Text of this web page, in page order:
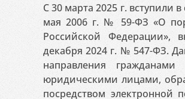
С 30 марта 2025 г. вступили
мая 2006 г. № 59-ФЗ «О
Российской Федерации»,
декабря 2024 г. № 547-ФЗ.
направления
юридическими лицами,
посредством электронной